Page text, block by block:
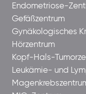
Endometriose-
Gefäßzentrum
Gynäkologisches
Hörzentrum
Kopf-Hals-
Leukämie- und